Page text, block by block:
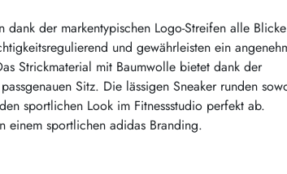
dank der markentypischen Logo-Streifen alle
und gewährleisten ein
Strickmaterial mit Baumwolle bietet dank der
Sitz. Die lässigen Sneaker runden
sportlichen Look im Fitnessstudio perfekt ab.
einem sportlichen adidas Branding.